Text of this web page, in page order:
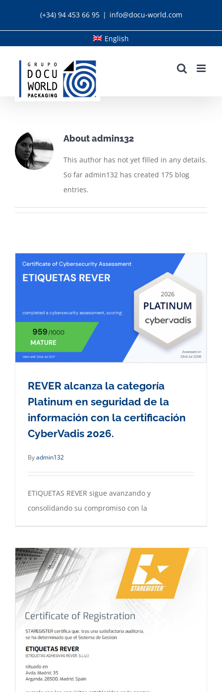
(+34) 94 453 66 95 | info@docu-world.com
English
About admin132
This author has not yet filled in any details.
So far admin132 has created 175 blog
entries.
REVER alcanza la categoría
Platinum en seguridad de la
información con la certificación
CyberVadis 2026.
Byadmin132
ETIQUETAS REVER sigue avanzando y
consolidando su compromiso con la